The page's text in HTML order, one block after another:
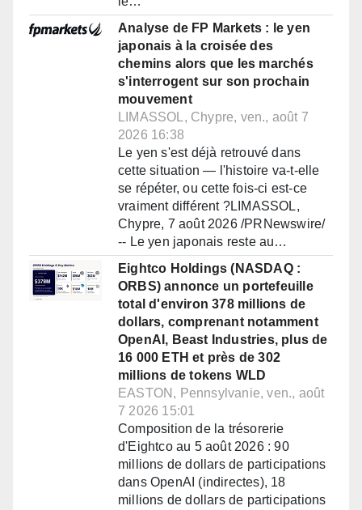
Analyse de FP Markets : le yen
japonais à la croisée des
chemins alors que les marchés
s'interrogent sur son prochain
mouvement
LIMASSOL, Chypre, ven., août 7
2026 16:38
Le yen s'est déjà retrouvé dans
cette situation — l'histoire va-t-elle
se répéter, ou cette fois-ci est-ce
vraiment différent ?LIMASSOL,
Chypre, 7 août 2026 /PRNewswire/
-- Le yen japonais reste au…
Eightco Holdings (NASDAQ :
ORBS) annonce un portefeuille
total d'environ 378 millions de
dollars, comprenant notamment
OpenAI, Beast Industries, plus de
16 000 ETH et près de 302
millions de tokens WLD
EASTON, Pennsylvanie, ven., août
7 2026 15:01
Composition de la trésorerie
d'Eightco au 5 août 2026 : 90
millions de dollars de participations
dans OpenAI (indirectes), 18
millions de dollars de participations